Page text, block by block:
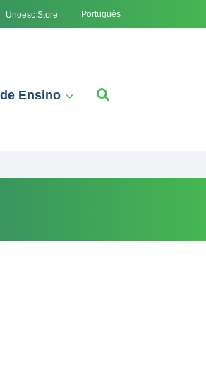
Unoesc Store Português
Ensino